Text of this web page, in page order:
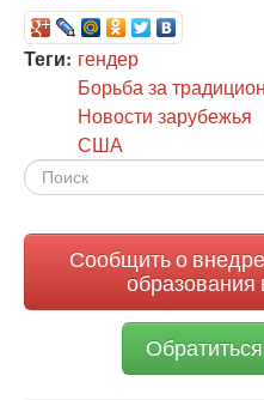
Теги: гендер
Борьба за
Новости зарубежья
США
Форма
Сообщить о